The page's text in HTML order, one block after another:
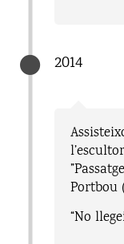
2014
Portbou
“No